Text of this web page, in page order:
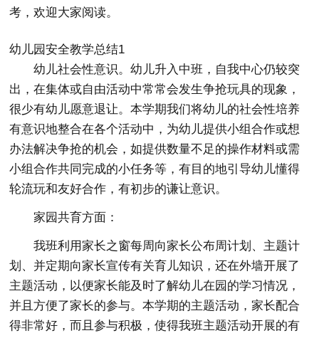
考，欢迎大家阅读。
幼儿园安全教学总结1
幼儿社会性意识。幼儿升入中班，自我中心仍较突
出，在集体或自由活动中常常会发生争抢玩具的现象，
很少有幼儿愿意退让。本学期我们将幼儿的社会性培养
有意识地整合在各个活动中，为幼儿提供小组合作或想
办法解决争抢的机会，如提供数量不足的操作材料或需
小组合作共同完成的小任务等，有目的地引导幼儿懂得
轮流玩和友好合作，有初步的谦让意识。
家园共育方面：
我班利用家长之窗每周向家长公布周计划、主题计
划、并定期向家长宣传有关育儿知识，还在外墙开展了
主题活动，以便家长能及时了解幼儿在园的学习情况，
并且方便了家长的参与。本学期的主题活动，家长配合
得非常好，而且参与积极，使得我班主题活动开展的有